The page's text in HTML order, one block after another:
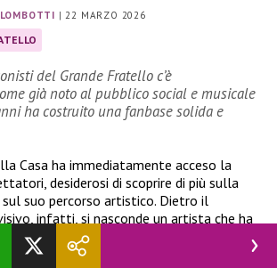
|22 MARZO 2026
del Grande Fratello c’è
già noto al pubblico social e musicale
ha costruito una fanbase solida e
Casa ha immediatamente acceso la
desiderosi di scoprire di più sulla
suo percorso artistico. Dietro il
infatti, si nasconde un artista che ha
musica, social e contenuti digitali,
ben riconoscibile.